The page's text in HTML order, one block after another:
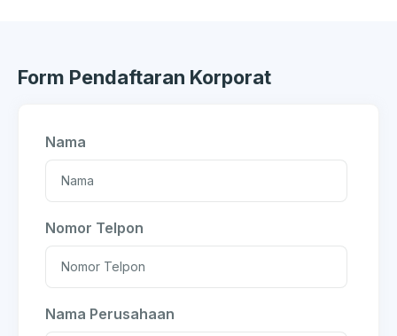
Form Pendaftaran Korporat
Nama
Nomor Telpon
Nama Perusahaan